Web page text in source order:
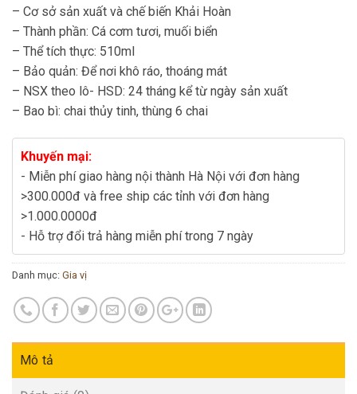
– Cơ sở sản xuất và chế biến Khải Hoàn
– Thành phần: Cá cơm tươi, muối biển
– Thể tích thực: 510ml
– Bảo quản: Để nơi khô ráo, thoáng mát
– NSX theo lô- HSD: 24 tháng kể từ ngày sản xuất
– Bao bì: chai thủy tinh, thùng 6 chai
Khuyến mại:
- Miễn phí giao hàng nội thành Hà Nội với đơn hàng
>300.000đ và free ship các tỉnh với đơn hàng
>1.000.0000đ
- Hỗ trợ đổi trả hàng miễn phí trong 7 ngày
Danh mục: Gia vị
Mô tả